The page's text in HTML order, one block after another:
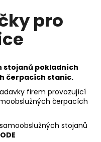
pro
stojanů pokladních
čerpacích stanic.
firem provozující
čerpacích
stojanů